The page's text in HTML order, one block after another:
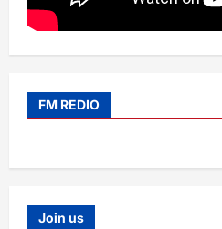
FM REDIO
Join us